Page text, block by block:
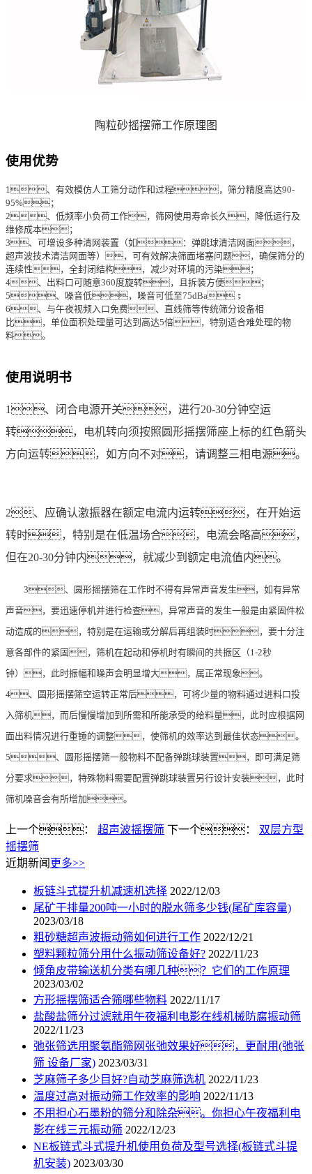
陶粒砂摇摆筛工作原理图
使用优势
1、有效模仿人工筛分动作和过程，筛分精度高达90-
95%；
2、低频率小负荷工作，筛网使用寿命长久，降低运行及
维修成本；
3、可增设多种清网装置（如：弹跳球清洁网面，
超声波技术清洁网面等），可有效解决筛面堵塞问题，确保筛分的
连续性，全封闭结构，减少对环境的污染；
4、出料口可随意360度旋转，且拆装方便；
5、噪音低，噪音可低至75dBa；
6、与午夜视频入口免费、直线筛等传统筛分设备相
比，单位面积处理量可达到高达5倍，特别适合难处理的物
料。
使用说明书
1、闭合电源开关，进行20-30分钟空运
转，电机转向须按照圆形摇摆筛座上标的红色箭头
方向运转，如方向不对，请调整三相电源。
2、应确认激振器在额定电流内运转，在开始运
转时，特别是在低温场合，电流会略高，
但在20-30分钟内，就减少到额定电流值内。
3、圆形摇摆筛在工作时不得有异常声音发生，如有异常
声音，要迅速停机并进行检查，异常声音的发生一般是由紧固件松
动造成的，特别是在运输或分解后再组装时，要十分注
意各部件的紧固，筛机在起动和停机时有瞬间的共振区（1-2秒
钟），此时振幅和噪声会明显增大，属正常现象。
4、圆形摇摆筛空运转正常后，可将少量的物料通过进料口投
入筛机，而后慢慢增加到所需和所能承受的给料量，此时应根据网
面出料情况进行重锤的调整，使筛机的效率达到最佳状态。
5、圆形摇摆筛一般物料不配备弹跳球装置，即可满足筛
分要求，特殊物料需要配置弹跳球装置另行设计安装，此时
筛机噪音会有所增加。
上一个： 超声波摇摆筛 下一个： 双层方型
摇摆筛
近期新闻 更多>>
板链斗式提升机减速机选择 2022/12/03
尾矿干排量200吨一小时的脱水筛多少钱(尾矿库容量)
2023/03/18
粗砂糖超声波振动筛如何进行工作 2022/12/21
塑料颗粒筛分用什么振动筛设备好? 2022/11/23
倾角皮带输送机分类有哪几种？它们的工作原理
2023/03/02
方形摇摆筛适合筛哪些物料 2022/11/17
盐酸盐筛分过滤就用午夜福利电影在线机械防腐振动筛
2022/11/23
弛张筛选用聚氨酯筛网张弛效果好，更耐用(弛张
筛 设备厂家) 2023/03/31
芝麻筛子多少目好?自动芝麻筛选机 2022/11/23
温度过高对振动筛工作效率的影响 2022/11/13
不用担心石墨粉的筛分和除杂。你担心午夜福利电
影在线三元振动筛 2022/12/23
NE板链式斗式提升机使用负荷及型号选择(板链式斗提
机安装) 2023/03/30